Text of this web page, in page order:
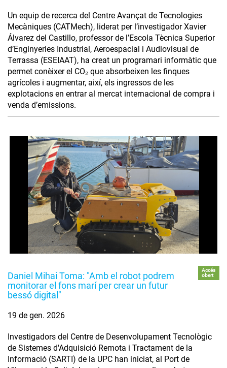
Un equip de recerca del Centre Avançat de Tecnologies
Mecàniques (CATMech), liderat per l’investigador Xavier
Álvarez del Castillo, professor de l’Escola Tècnica Superior
d’Enginyeries Industrial, Aeroespacial i Audiovisual de
Terrassa (ESEIAAT), ha creat un programari informàtic que
permet conèixer el CO₂ que absorbeixen les finques
agrícoles i augmentar, així, els ingressos de les
explotacions en entrar al mercat internacional de compra i
venda d’emissions.
Daniel Mihai Toma: "Amb el robot podrem
monitorar el fons marí per crear un futur
bessó digital"
Accés
obert
19 de gen. 2026
Investigadors del Centre de Desenvolupament Tecnològic
de Sistemes d'Adquisició Remota i Tractament de la
Informació (SARTI) de la UPC han iniciat, al Port de